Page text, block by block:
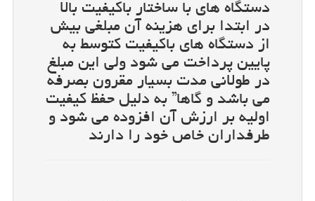
دستگاه های با ساختار باکیفیت بالا
در ابتدا برای هزینه آن مبلغی بیش
از دستگاه های باکیفیت کتوسط به
پایین پرداخت می شود ولی این مبلغ
در طولانی مدت بسیار مقرون بصرفه
می باشد و گاها” به دلیل حفظ کیفیت
اولیه بر ارزش آن افزوده می شود و
طرفداران خاص خود را دارند